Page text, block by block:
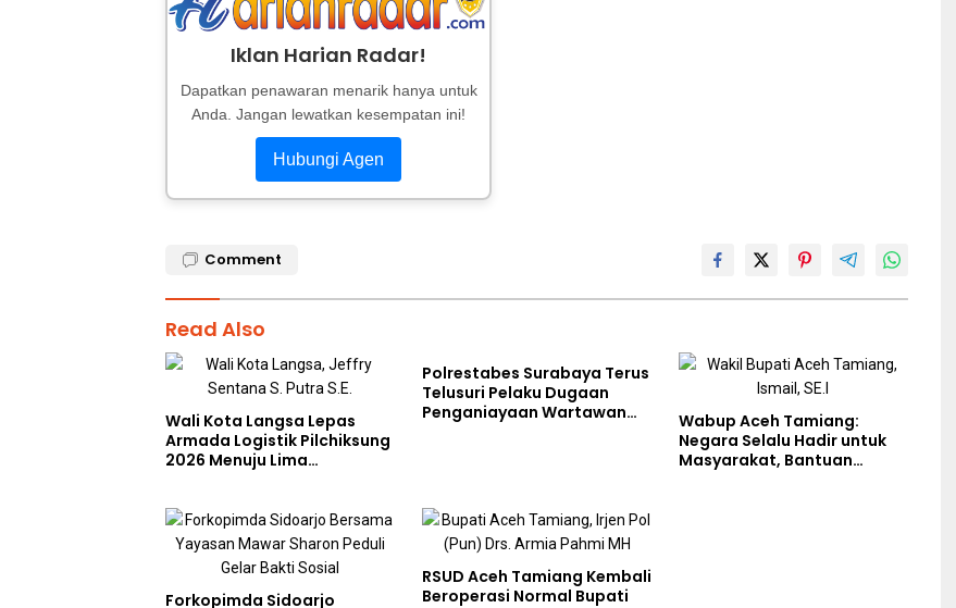
Iklan Harian Radar!
Dapatkan penawaran menarik hanya untuk
Anda. Jangan lewatkan kesempatan ini!
Hubungi Agen
Comment
Read Also
Wali Kota Langsa Lepas
Armada Logistik Pilchiksung
2026 Menuju Lima
Polrestabes Surabaya Terus
Telusuri Pelaku Dugaan
Penganiayaan Wartawan
Wabup Aceh Tamiang:
Negara Selalu Hadir untuk
Masyarakat, Bantuan
Forkopimda Sidoarjo
RSUD Aceh Tamiang Kembali
Beroperasi Normal Bupati